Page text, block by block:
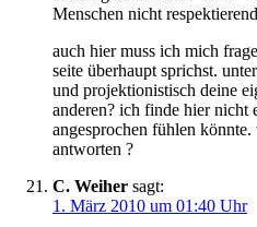
Menschen nicht
auch hier muss ich mich
seite überhaupt sprichst.
und projektionistisch deine
anderen? ich finde hier nicht
angesprochen fühlen
antworten ?
C. Weiher sagt:
1. März 2010 um 01:40 Uhr